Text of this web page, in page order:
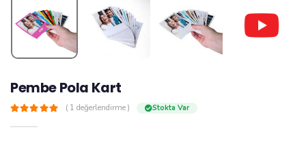
Pembe Pola Kart
( 1 değerlendirme ) Stokta Var